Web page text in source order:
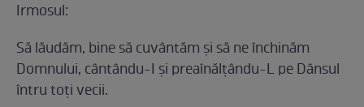
Irmosul:
Să lăudăm, bine să cuvântăm şi să ne închinăm
Domnului, cântându-I şi preaînălţându-L pe Dânsul
întru toţi vecii.